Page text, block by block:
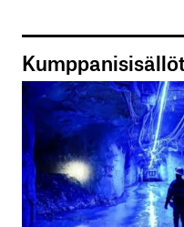
kentät on merkitty*
Kommentti*